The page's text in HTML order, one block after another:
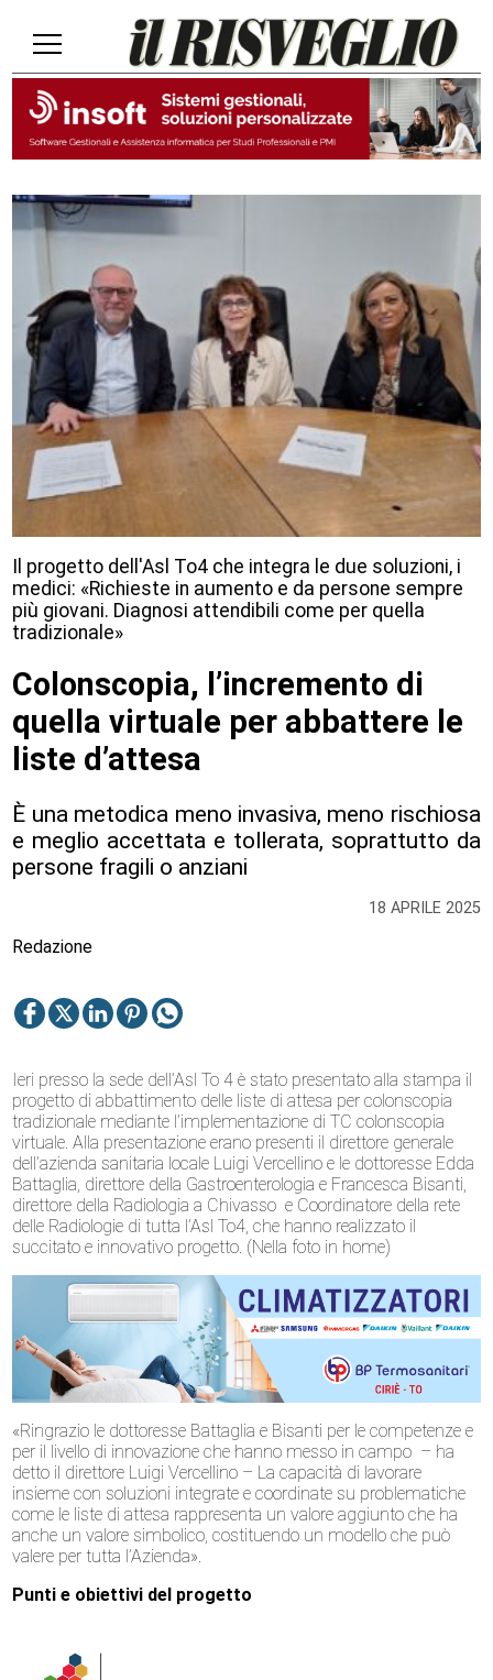
18 APRILE 2025
Il progetto dell'Asl To4 che integra le due soluzioni, i
medici: «Richieste in aumento e da persone sempre
più giovani. Diagnosi attendibili come per quella
tradizionale»
Colonscopia, l’incremento di
quella virtuale per abbattere le
liste d’attesa
È una metodica meno invasiva, meno rischiosa
e meglio accettata e tollerata, soprattutto da
persone fragili o anziani
Redazione
Ieri presso la sede dell’Asl To 4 è stato presentato alla stampa il
progetto di abbattimento delle liste di attesa per colonscopia
tradizionale mediante l’implementazione di TC colonscopia
virtuale. Alla presentazione erano presenti il direttore generale
dell’azienda sanitaria locale Luigi Vercellino e le dottoresse Edda
Battaglia, direttore della Gastroenterologia e Francesca Bisanti,
direttore della Radiologia a Chivasso e Coordinatore della rete
delle Radiologie di tutta l’Asl To4, che hanno realizzato il
succitato e innovativo progetto. (Nella foto in home)
«Ringrazio le dottoresse Battaglia e Bisanti per le competenze e
per il livello di innovazione che hanno messo in campo – ha
detto il direttore Luigi Vercellino – La capacità di lavorare
insieme con soluzioni integrate e coordinate su problematiche
come le liste di attesa rappresenta un valore aggiunto che ha
anche un valore simbolico, costituendo un modello che può
valere per tutta l’Azienda».
Punti e obiettivi del progetto